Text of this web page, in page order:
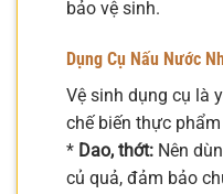
bảo vệ sinh.
Dụng Cụ Nấu Nước
Vệ sinh dụng cụ là
chế biến thực
* Dao, thớt: Nên
củ quả, đảm bảo